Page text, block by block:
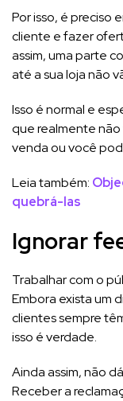
Por isso, é preciso
cliente e fazer
assim, uma parte
até a sua loja não
Isso é normal e
que realmente
venda ou você
Leia também:
quebrá-las
Ignorar
Trabalhar com o
Embora exista um
clientes sempre
isso é verdade.
Ainda assim, não
Receber a